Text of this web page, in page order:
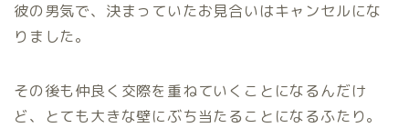
彼の男気で、決まっていたお見合いはキャンセルにな
りました。
その後も仲良く交際を重ねていくことになるんだけ
ど、とても大きな壁にぶち当たることになるふたり。